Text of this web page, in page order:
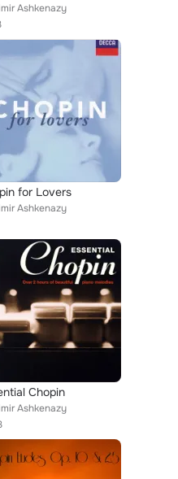
Ashkenazy
for Lovers
Ashkenazy
Chopin
Ashkenazy